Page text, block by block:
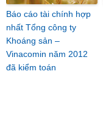
Báo cáo tài chính hợp
nhất Tổng công ty
Khoáng sản –
Vinacomin năm 2012
đã kiểm toán